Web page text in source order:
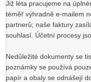
Již léta pracujeme na
téměř výhradně e-mailem
partnerů; naše faktury
souhlasí. Účetní procesy
Nedůležité dokumenty se
poznámky se používá
papír a obaly se odnášejí